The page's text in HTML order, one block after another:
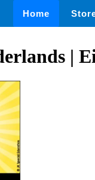
Home
|